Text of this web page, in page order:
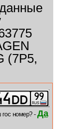
(7P5,
номер? - Да